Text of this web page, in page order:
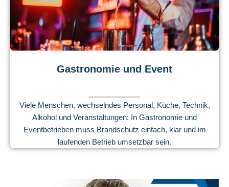
Gastronomie und Event
Viele Menschen, wechselndes Personal, Küche, Technik,
Alkohol und Veranstaltungen: In Gastronomie und
Eventbetrieben muss Brandschutz einfach, klar und im
laufenden Betrieb umsetzbar sein.